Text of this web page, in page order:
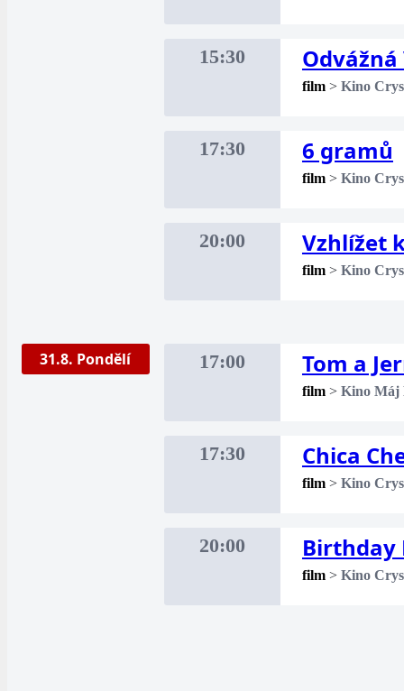
15:30
film > Kino
17:30 6 gramů
film > Kino
20:00 Vzhlížet
film > Kino
31.8. Pondělí 17:00 Tom a
film > Kino Máj
17:30 Chica
film > Kino
20:00 Birthday
film > Kino